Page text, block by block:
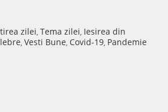
zilei, Tema zilei, Iesirea din
, Vesti Bune, Covid-19, Pandemie